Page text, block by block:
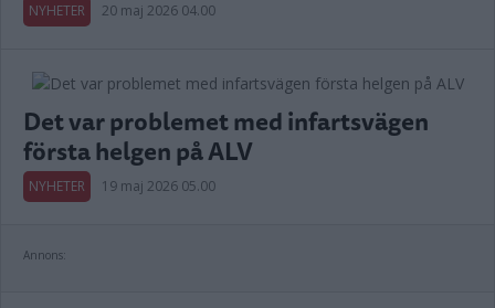
NYHETER 20 maj 2026 04.00
Det var problemet med infartsvägen
första helgen på ALV
NYHETER 19 maj 2026 05.00
Annons: